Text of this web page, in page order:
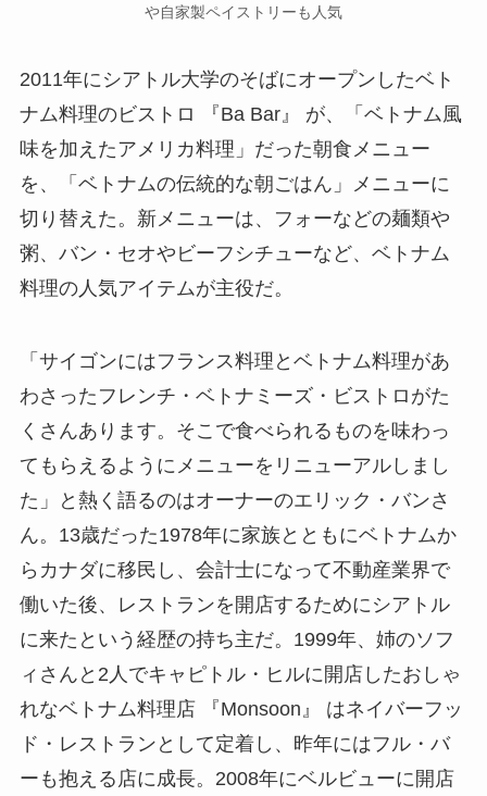
や自家製ペイストリーも人気
2011年にシアトル大学のそばにオープンしたベト
ナム料理のビストロ 『Ba Bar』 が、「ベトナム風
味を加えたアメリカ料理」だった朝食メニュー
を、「ベトナムの伝統的な朝ごはん」メニューに
切り替えた。新メニューは、フォーなどの麺類や
粥、バン・セオやビーフシチューなど、ベトナム
料理の人気アイテムが主役だ。
「サイゴンにはフランス料理とベトナム料理があ
わさったフレンチ・ベトナミーズ・ビストロがた
くさんあります。そこで食べられるものを味わっ
てもらえるようにメニューをリニューアルしまし
た」と熱く語るのはオーナーのエリック・バンさ
ん。13歳だった1978年に家族とともにベトナムか
らカナダに移民し、会計士になって不動産業界で
働いた後、レストランを開店するためにシアトル
に来たという経歴の持ち主だ。1999年、姉のソフ
ィさんと2人でキャピトル・ヒルに開店したおしゃ
れなベトナム料理店 『Monsoon』 はネイバーフッ
ド・レストランとして定着し、昨年にはフル・バ
ーも抱える店に成長。2008年にベルビューに開店